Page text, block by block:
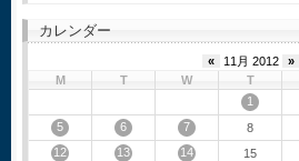
カレンダー
« 11月 2012
»
M
T W T
1
5
6 7 8
12
13 14 15